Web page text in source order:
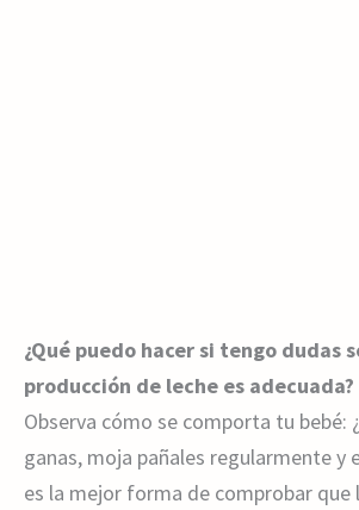
¿Qué puedo hacer si tengo dudas
producción de leche es adecuada?
Observa cómo se comporta tu bebé:
ganas, moja pañales regularmente y
es la mejor forma de comprobar que